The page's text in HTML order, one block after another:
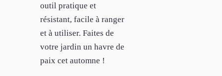
outil pratique et
résistant, facile à ranger
et à utiliser. Faites de
votre jardin un havre de
paix cet automne !